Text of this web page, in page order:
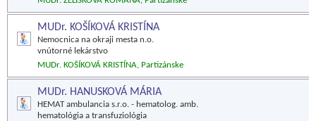
MUDr. KOŠÍKOVÁ KRISTÍNA
Nemocnica na okraji mesta n.o.
vnútorné lekárstvo
MUDr. KOŠÍKOVÁ KRISTÍNA, Partizánske
MUDr. HANUSKOVÁ MÁRIA
HEMAT ambulancia s.r.o. - hematolog. amb.
hematológia a transfuziológia